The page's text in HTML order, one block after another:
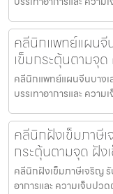
คลีนิกแพทย์แผนจี
เข็มกระตุ้นตามจุ
คลีนิกแพทย์แผนจีนบางเ
บรรเทาอาการและ ควา
คลีนิกฝังเข็มภาษี
กระตุ้นตามจุด ฝัง
คลีนิกฝังเข็มภาษีเจริญ รั
อาการและ ความเจ็บปว